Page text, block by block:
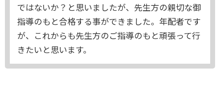
ではないか？と思いましたが、先生方の親切な御
指導のもと合格する事ができました。年配者です
が、これからも先生方のご指導のもと頑張って行
きたいと思います。